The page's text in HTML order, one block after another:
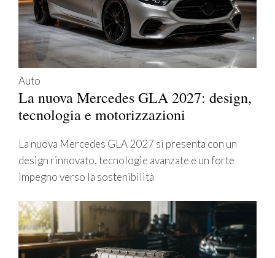
Auto
La nuova Mercedes GLA 2027: design,
tecnologia e motorizzazioni
La nuova Mercedes GLA 2027 si presenta con un
design rinnovato, tecnologie avanzate e un forte
impegno verso la sostenibilità